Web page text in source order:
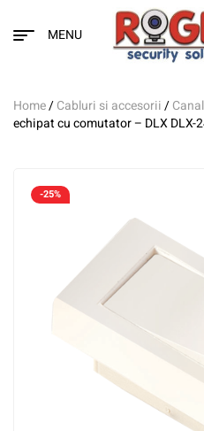
MENU
Home/Cabluri si accesorii/
echipat cu comutator – DLX DLX-
-25%